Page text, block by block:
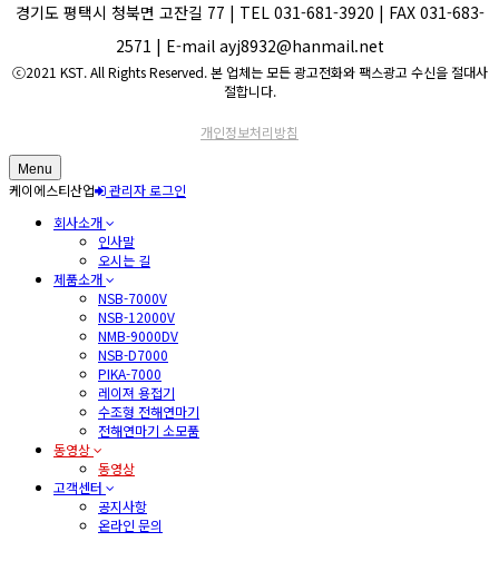
경기도 평택시 청북면 고잔길 77 | TEL 031-681-3920 | FAX 031-683-
2571 | E-mail ayj8932@hanmail.net
ⓒ2021 KST. All Rights Reserved. 본 업체는 모든 광고전화와 팩스광고 수신을 절대사
절합니다.
개인정보처리방침
Menu
케이에스티산업
관리자 로그인
회사소개
인사말
오시는 길
제품소개
NSB-7000V
NSB-12000V
NMB-9000DV
NSB-D7000
PIKA-7000
레이져 용접기
수조형 전해연마기
전해연마기 소모품
동영상
동영상
고객센터
공지사항
온라인 문의